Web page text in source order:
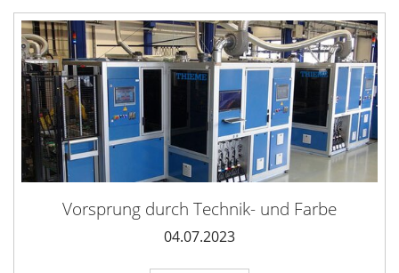
Vorsprung durch Technik- und Farbe
04.07.2023